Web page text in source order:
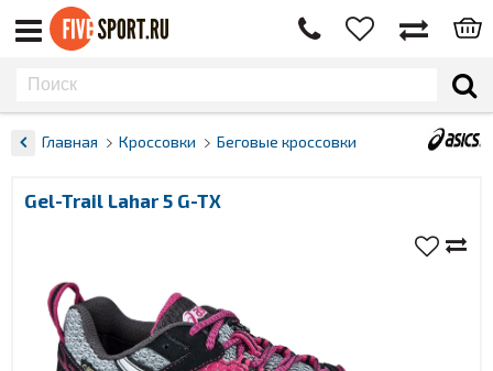
Главная Кроссовки Беговые кроссовки
Gel-Trail Lahar 5 G-TX